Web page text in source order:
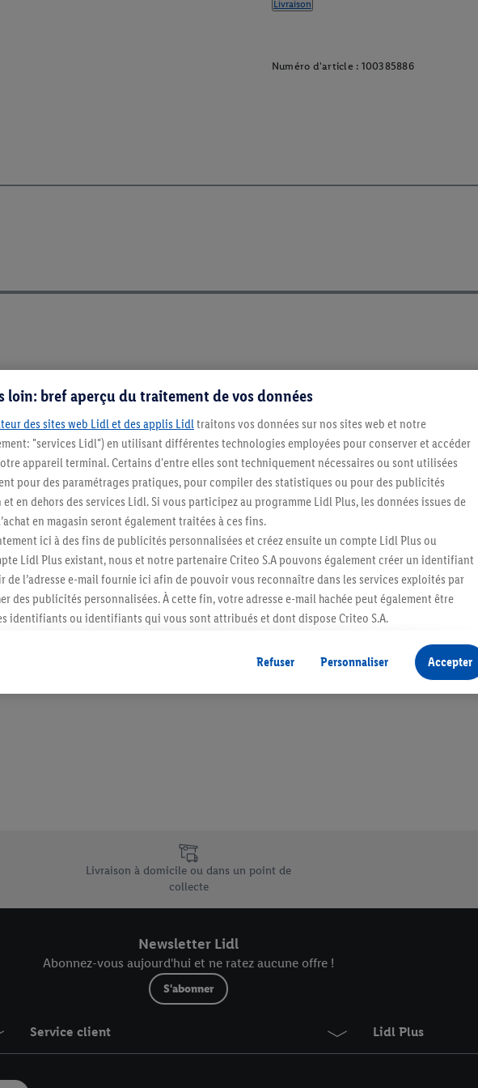
Livraison
Numéro d'article : 100385886
Restez au courant
Abonnez-vous à la newsletter
S'abonner
uniques de Lidl.be
Livraison à domicile ou dans un point de
collecte
Newsletter Lidl
Abonnez-vous aujourd'hui et ne ratez aucune offre !
S'abonner
Service client Lidl Plus
loin: bref aperçu du traitement de vos données
des sites web Lidl et des applis Lidl traitons vos données sur nos sites web et notre
"services Lidl") en utilisant différentes technologies employées pour conserver et accéder
appareil terminal. Certains d'entre elles sont techniquement nécessaires ou sont utilisées
pour des paramétrages pratiques, pour compiler des statistiques ou pour des publicités
en dehors des services Lidl. Si vous participez au programme Lidl Plus, les données issues de
en magasin seront également traitées à ces fins.
ici à des fins de publicités personnalisées et créez ensuite un compte Lidl Plus ou
Lidl Plus existant, nous et notre partenaire Criteo S.A pouvons également créer un identifiant
de l’adresse e-mail fournie ici afin de pouvoir vous reconnaître dans les services exploités par
des publicités personnalisées. À cette fin, votre adresse e-mail hachée peut également être
identifiants ou identifiants qui vous sont attribués et dont dispose Criteo S.A.
(par exemple en plaçant le produit dans un panier d’un webshop mais sans procéder à
être affichées sur plusieurs apppareils et plusieurs services de Lidl si plusieurs terminaux ou
peuvent vous être attribués en utilisant votre adresse e-mail hachée et, le cas échéant, d’autres
Refuser Personnaliser Accepter